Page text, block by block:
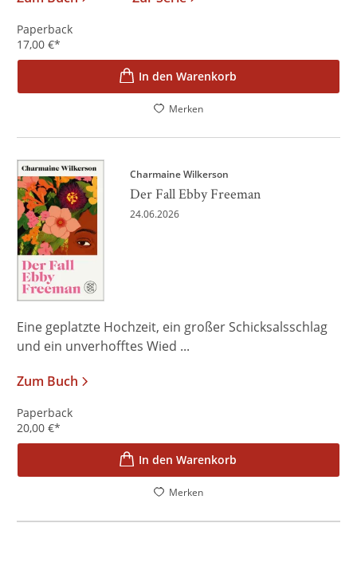
Paperback
17,00 €*
In den Warenkorb
Merken
Charmaine Wilkerson
Der Fall Ebby Freeman
24.06.2026
Eine geplatzte Hochzeit, ein großer Schicksalsschlag
und ein unverhofftes Wied ...
Zum Buch
Paperback
20,00 €*
In den Warenkorb
Merken